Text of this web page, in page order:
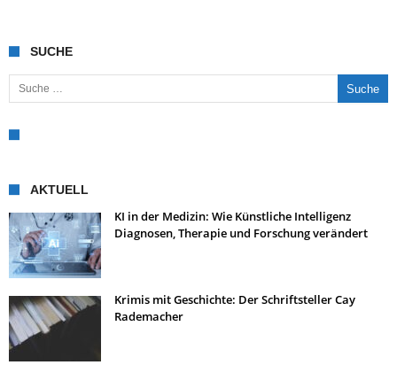
SUCHE
Suche nach:
AKTUELL
KI in der Medizin: Wie Künstliche Intelligenz
Diagnosen, Therapie und Forschung verändert
Krimis mit Geschichte: Der Schriftsteller Cay
Rademacher